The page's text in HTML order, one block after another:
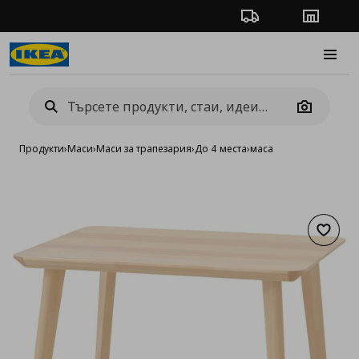
Проследяване на
Camera
Продукти›Маси›Маси за трапезария›До 4 места›маса